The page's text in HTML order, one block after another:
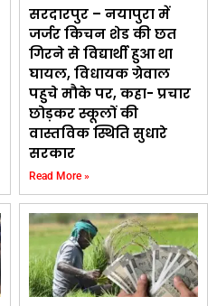
सरदारपुर – नयापुरा में
जर्जर किचन शेड की छत
गिरने से विद्यार्थी हुआ था
घायल, विधायक ग्रेवाल
पहुचे मौके पर, कहा- प्रचार
छोड़कर स्कूलों की
वास्तविक स्थिति सुधारे
सरकार
Read More »